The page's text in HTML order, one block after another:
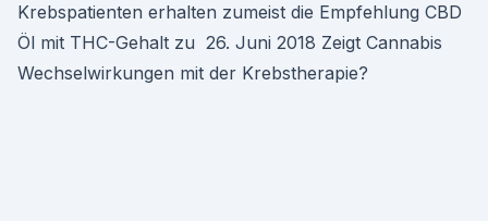
Krebspatienten erhalten zumeist die Empfehlung CBD
Öl mit THC-Gehalt zu 26. Juni 2018 Zeigt Cannabis
Wechselwirkungen mit der Krebstherapie?